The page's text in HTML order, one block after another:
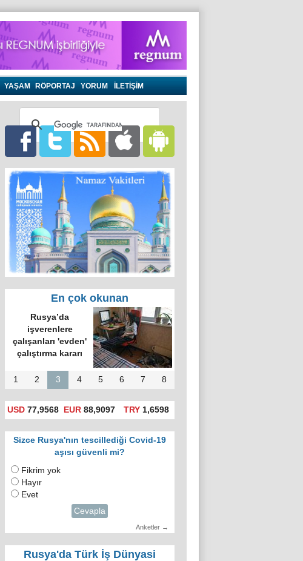
YAŞAM RÖPORTAJ YORUM İLETİŞİM
En çok okunan
Rusya’da
işverenlere
çalışanları 'evden'
çalıştırma kararı
1 2 3 4 5 6 7 8
USD 77,9568 EUR 88,9097 TRY1,6598
Sizce Rusya'nın tescillediği Covid-19
aşısı güvenli mi?
Fikrim yok
Hayır
Evet
Cevapla
Anketler →
Rusya'da Türk İş Dünyasi